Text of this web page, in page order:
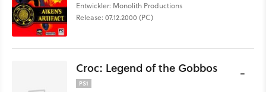
Entwickler: Monolith Productions
Release: 07.12.2000 (PC)
Croc: Legend of the Gobbos
PS1
-